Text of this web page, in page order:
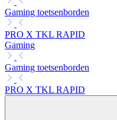
Gaming toetsenborden
PRO X TKL RAPID
Gaming
Gaming toetsenborden
PRO X TKL RAPID